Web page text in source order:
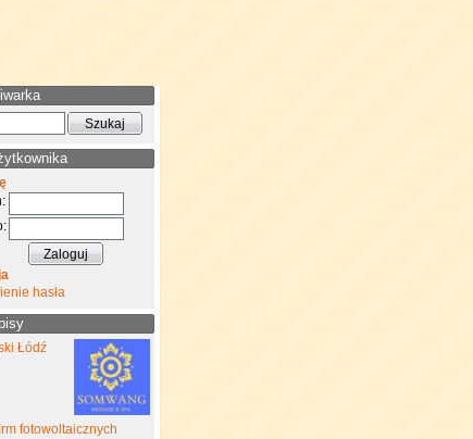
hasła
Łódź
fotowoltaicznych